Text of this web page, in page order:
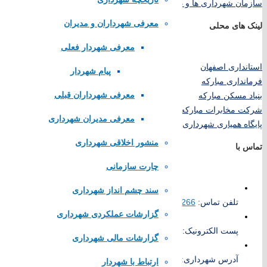
معرفی شهرداران و مدیران
معرفی شهردار فعلی
پیام شهردار
معرفی شهرداران قبلی
معرفی مدیران شهرداری
منشور اخلاقی شهرداری
چارت سازمانی
سند چشم انداز شهرداری
گزارشات عملکردی شهرداری
گزارشات مالی شهرداری
ارتباط با شهردار
سازمان شهرداری ها و دهیاری های کشور
لینک های محلی
استانداری اصفهان
فرمانداری مبارکه
بنیاد مسکن مبارکه
شرکت مخابرات مبارکه
پایگاه همیاری شهرداری های اصفهان
تماس با
تلفن تماس: 52383266
پست الکترونیک:
آدرس شهرداری: شهرستان مبارکه، شهر کرکوند، انتهای بلوار امام